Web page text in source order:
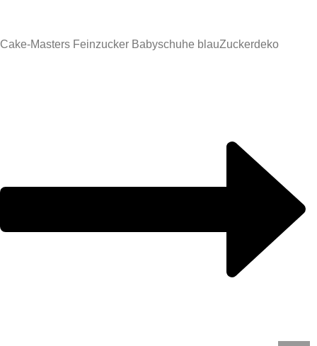
Cake-Masters Feinzucker Babyschuhe blauZuckerdeko